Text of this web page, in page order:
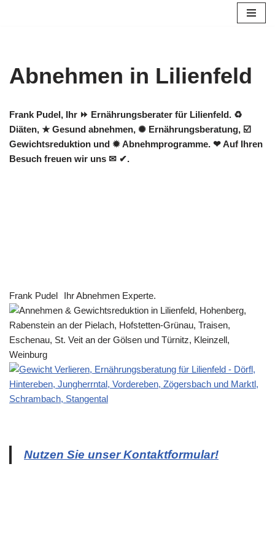
Abnehmen in Lilienfeld
Frank Pudel, Ihr ⏩ Ernährungsberater für Lilienfeld. ♻
Diäten, ★ Gesund abnehmen, ✺ Ernährungsberatung, ☑️
Gewichtsreduktion und ✹ Abnehmprogramme. ❤ Auf Ihren
Besuch freuen wir uns ✉ ✔.
Frank Pudel Ihr Abnehmen Experte.
Nutzen Sie unser Kontaktformular!